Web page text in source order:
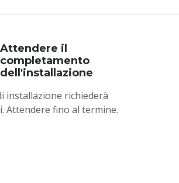
Attendere il
completamento
dell'installazione
installazione richiederà
Attendere fino al termine.